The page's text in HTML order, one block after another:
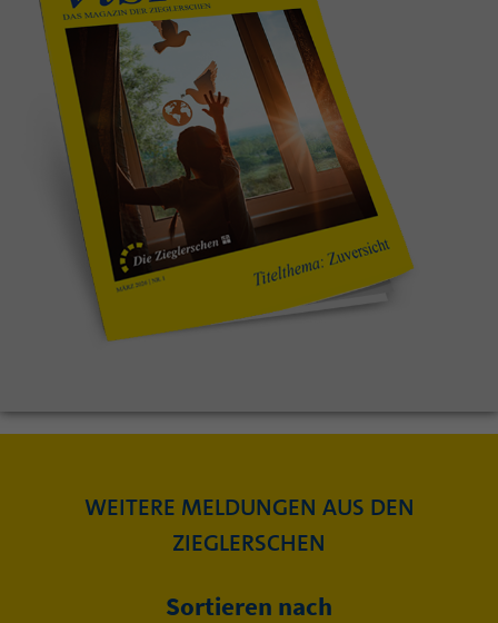
WEITERE MELDUNGEN AUS DEN
ZIEGLERSCHEN
Sortieren nach